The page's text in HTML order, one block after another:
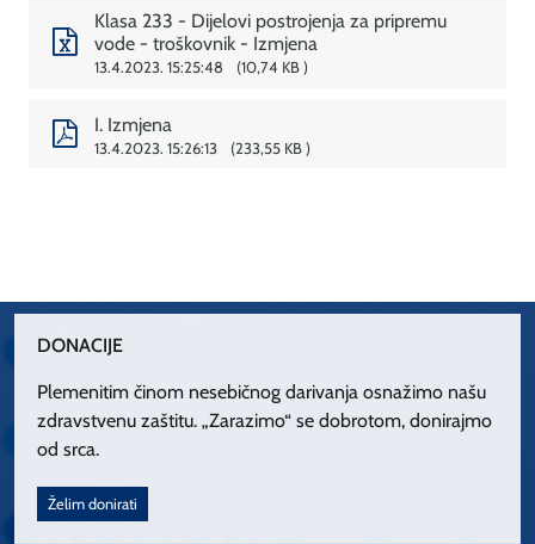
Klasa 233 - Dijelovi postrojenja za pripremu
vode - troškovnik - Izmjena
13.4.2023. 15:25:48 10,74 KB
I. Izmjena
13.4.2023. 15:26:13 233,55 KB
DONACIJE
Plemenitim činom nesebičnog darivanja osnažimo našu
zdravstvenu zaštitu. „Zarazimo“ se dobrotom, donirajmo
od srca.
Želim donirati